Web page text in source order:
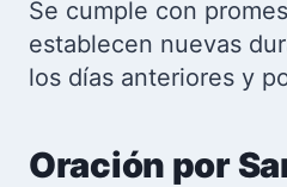
Se cumple con
establecen nuevas
los días anteriores y
Oración por